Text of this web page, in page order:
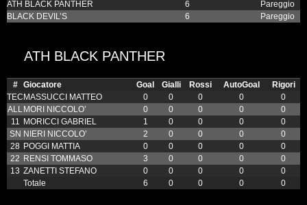
ATH BLACK PANTHER
6
Pareggio
BLACK DEVIL’S
6 Pareggio
ATH BLACK PANTHER
# Giocatore Goal Gialli Rossi AutoGoal
Rigori
TECMASSUCCI MATTEO 0 0 0 0
0
ALL MORI NICCOLO’ 0 0 0 0
0
11
MORICCI GABRIEL 1 0 0 0
0
SN NIERI NICCOLO’ 2 0 0 0
0
28 POGGI MATTIA 0 0 0 0
0
22 RENSI TOMMASO 3 0 0 0
0
13 ZANETTI STEFANO 0 0 0 0
0
Totale
6 0 0 0 0